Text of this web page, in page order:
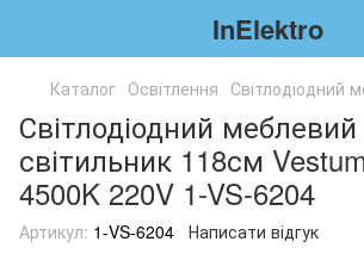
InElektro
Каталог Освітлення Світлодіодний
Світлодіодний меблевий
світильник 118см
4500K 220V 1-VS-6204
Артикул: 1-VS-6204 Написати відгук